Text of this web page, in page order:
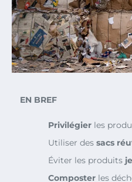
EN BREF
Privilégier les
Utiliser des sacs
Éviter les produits
Composter les